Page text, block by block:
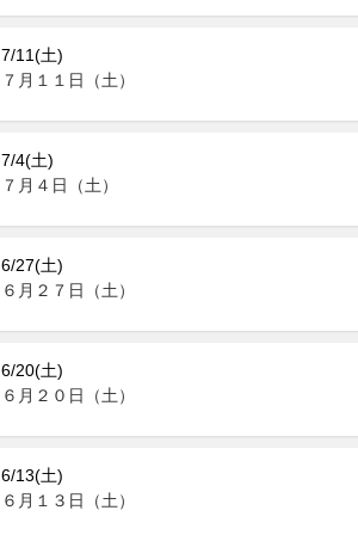
7/11(土)
７月１１日（土）
7/4(土)
７月４日（土）
6/27(土)
６月２７日（土）
6/20(土)
６月２０日（土）
6/13(土)
６月１３日（土）